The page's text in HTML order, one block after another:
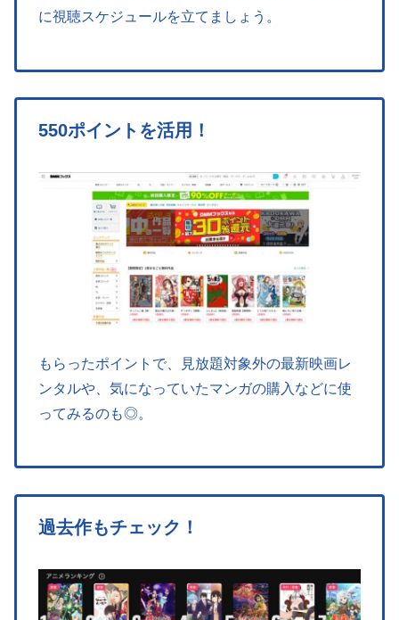
に視聴スケジュールを立てましょう。
550ポイントを活用！
もらったポイントで、見放題対象外の最新映画レ
ンタルや、気になっていたマンガの購入などに使
ってみるのも◎。
過去作もチェック！